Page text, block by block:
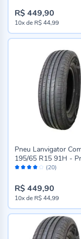
R$ 449,90
10xde R$ 44,99
Avaliação: (20)
Pneu Lanvigator
195/65 R15 91H -
R$ 449,90
10xde R$ 44,99